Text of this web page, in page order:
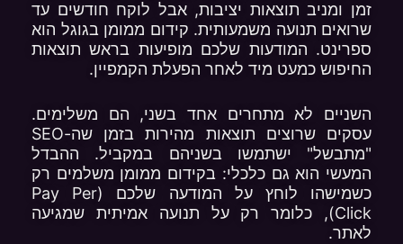
זמן ומניב תוצאות יציבות, אבל לוקח חודשים עד
שרואים תנועה משמעותית. קידום ממומן בגוגל הוא
ספרינט. המודעות שלכם מופיעות בראש תוצאות
החיפוש כמעט מיד לאחר הפעלת הקמפיין.
השניים לא מתחרים אחד בשני, הם משלימים.
עסקים שרוצים תוצאות מהירות בזמן שה-SEO
"מתבשל" ישתמשו בשניהם במקביל. ההבדל
המעשי הוא גם כלכלי: בקידום ממומן משלמים רק
כשמישהו לוחץ על המודעה שלכם (Pay Per
Click), כלומר רק על תנועה אמיתית שמגיעה
לאתר.